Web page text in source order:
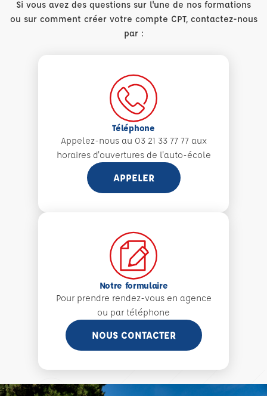
Si vous avez des questions sur l'une de nos formations
ou sur comment créer votre compte CPT, contactez-nous
par :
Téléphone
Appelez-nous au 03 21 33 77 77 aux
horaires d'ouvertures de l'auto-école
APPELER
Notre formulaire
Pour prendre rendez-vous en agence
ou par téléphone
NOUS CONTACTER